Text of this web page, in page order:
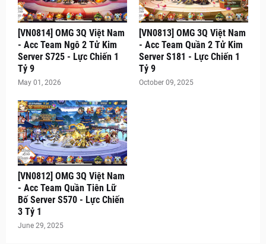
[VN0814] OMG 3Q Việt Nam
- Acc Team Ngô 2 Tử Kim
Server S725 - Lực Chiến 1
Tỷ 9
May 01, 2026
[VN0813] OMG 3Q Việt Nam
- Acc Team Quần 2 Tử Kim
Server S181 - Lực Chiến 1
Tỷ 9
October 09, 2025
[VN0812] OMG 3Q Việt Nam
- Acc Team Quần Tiên Lữ
Bố Server S570 - Lực Chiến
3 Tỷ 1
June 29, 2025